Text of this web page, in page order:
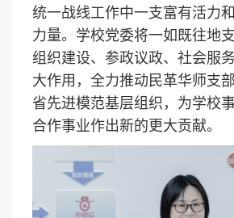
统一战线工作中一支富有活力
力量。学校党委将一如既往地
组织建设、参政议政、社会服
大作用，全力推动民革华师支
省先进模范基层组织，为学校
合作事业作出新的更大贡献。